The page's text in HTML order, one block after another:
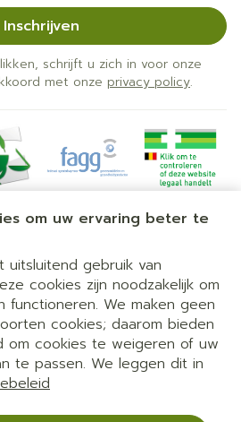
om uw ervaring beter te
uitsluitend gebruik van
cookies zijn noodzakelijk om
We maken geen
cookies; daarom bieden
om cookies te weigeren of uw
te passen. We leggen dit in
Inschrijven
schrijft u zich in voor onze
met onze privacy policy.